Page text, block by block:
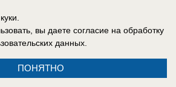
вы даете согласие на обработку
данных.
ПОНЯТНО